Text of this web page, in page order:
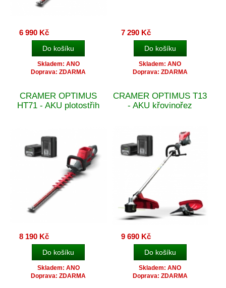
6 990 Kč
Skladem: ANO
Doprava: ZDARMA
7 290 Kč
Skladem: ANO
Doprava: ZDARMA
CRAMER OPTIMUS
HT71 - AKU plotostřih
8 190 Kč
Skladem: ANO
Doprava: ZDARMA
CRAMER OPTIMUS T13
- AKU křovinořez
9 690 Kč
Skladem: ANO
Doprava: ZDARMA